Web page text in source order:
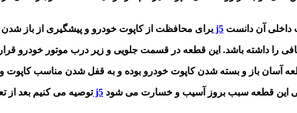
برای محافظت از کاپوت خودرو و پیشگیری از باز شدن قفل کاپوت جک j5
توصیه می ‌کنیم بعد ازقفل درب موتور فابریکی جک j5